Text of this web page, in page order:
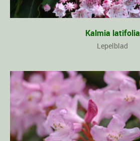
Kalmia latifolia
Lepelblad